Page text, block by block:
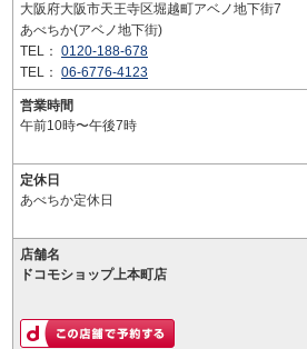
大阪府大阪市天王寺区堀越町アベノ地下街7
あべちか(アベノ地下街)
TEL： 0120-188-678
TEL： 06-6776-4123
営業時間
午前10時〜午後7時
定休日
あべちか定休日
店舗名
ドコモショップ上本町店